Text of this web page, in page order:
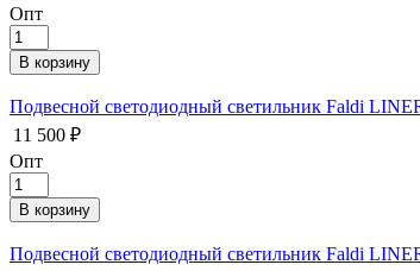
Опт
Подвесной светодиодный светильник Faldi
11 500 ₽
Опт
Подвесной светодиодный светильник Faldi